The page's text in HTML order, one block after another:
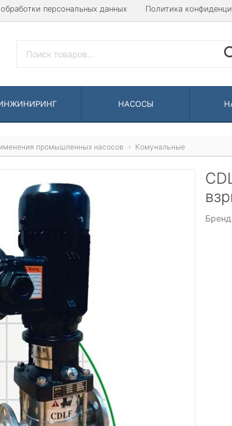
персональных данных Политика
НАСОСЫ
промышленных насосов Комунальные
Бренд